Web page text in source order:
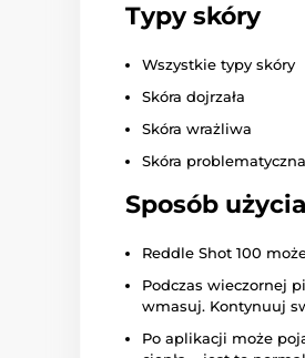
Typy skóry
Wszystkie typy skóry
Skóra dojrzała
Skóra wrażliwa
Skóra problematyczna
Sposób użycia
Reddle Shot 100
Podczas wieczornej
wmasuj. Kontynuuj
Po aplikacji może